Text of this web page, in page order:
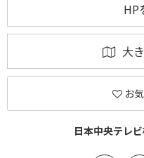
HP
大
お
日本中央テレ